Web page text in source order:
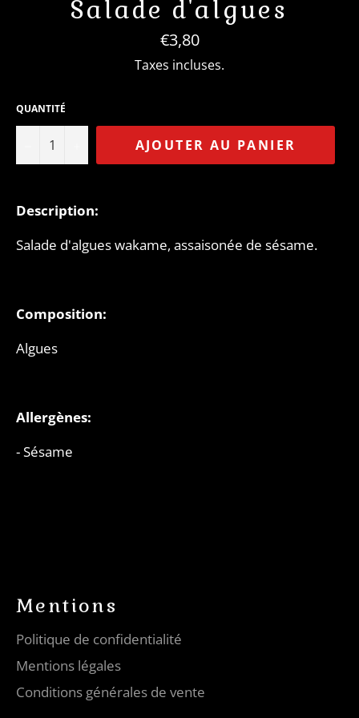
Salade d'algues
Prix
régulier
€3,80
Taxes incluses.
QUANTITÉ
AJOUTER AU PANIER
Description:
Salade d'algues wakame, assaisonée de sésame.
Composition:
Algues
Allergènes:
- Sésame
Mentions
Politique de confidentialité
Mentions légales
Conditions générales de vente